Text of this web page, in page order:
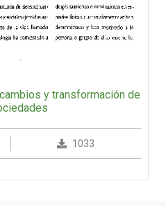
y transformación de
1033